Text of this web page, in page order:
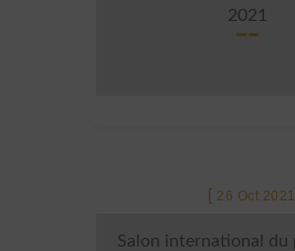
2021
26 Oct 2021
Salon international du